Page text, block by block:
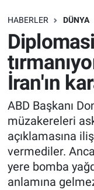
HABERLER DÜNYA
İran'ın
ABD Başkanı
müzakereleri
açıklamasına
vermediler.
yere bomba
anlamına
SAĞLIK
EKONOMİ
EĞİTİM
ÖZEL HABER
Keşfet
ASTROLOJİ